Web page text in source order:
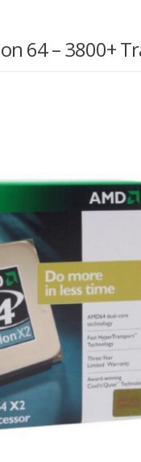
64 – 3800+